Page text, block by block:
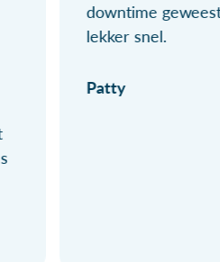
downtime
lekker snel.
Patty